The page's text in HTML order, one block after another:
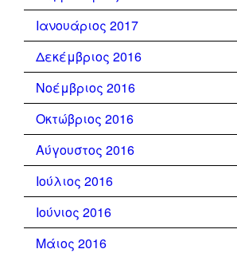
Ιανουάριος 2017
Δεκέμβριος 2016
Νοέμβριος 2016
Οκτώβριος 2016
Αύγουστος 2016
Ιούλιος 2016
Ιούνιος 2016
Μάιος 2016